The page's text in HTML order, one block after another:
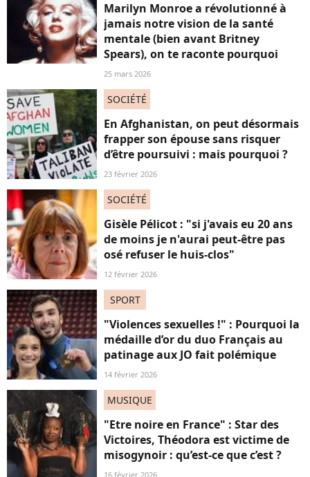
Marilyn Monroe a révolutionné à
jamais notre vision de la santé
mentale (bien avant Britney
Spears), on te raconte pourquoi
25 mars 2026
SOCIÉTÉ
En Afghanistan, on peut désormais
frapper son épouse sans risquer
d’être poursuivi : mais pourquoi ?
23 février 2026
SOCIÉTÉ
Gisèle Pélicot : "si j'avais eu 20 ans
de moins je n'aurai peut-être pas
osé refuser le huis-clos"
12 février 2026
SPORT
"Violences sexuelles !" : Pourquoi la
médaille d’or du duo Français au
patinage aux JO fait polémique
14 février 2026
MUSIQUE
"Etre noire en France" : Star des
Victoires, Théodora est victime de
misogynoir : qu’est-ce que c’est ?
16 février 2026